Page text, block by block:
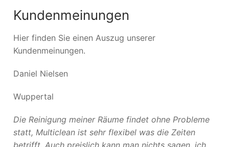
Kundenmeinungen
Hier finden Sie einen Auszug unserer
Kundenmeinungen.
Daniel Nielsen
Wuppertal
Die Reinigung meiner Räume findet ohne Probleme
statt, Multiclean ist sehr flexibel was die Zeiten
betrifft. Auch preislich kann man nichts sagen, ich